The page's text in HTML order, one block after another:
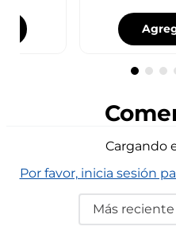
Cargando
Por favor, inicia sesión
Más reciente